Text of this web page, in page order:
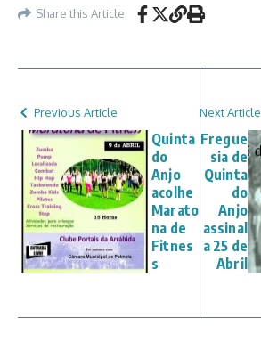
Share this Article
Previous Article
Quinta
do
Anjo
acolhe
Marato
na de
Fitnes
s
Next Article
Fregue
sia de
Quinta
do
Anjo
assinal
a 25 de
Abril